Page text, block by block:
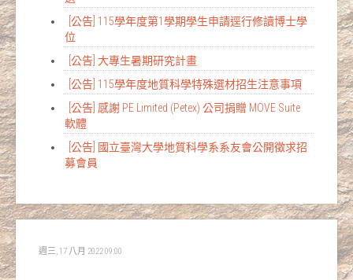
[公告] 115學年度第1學期學生申請逕行修讀博士學
位
[公告] 大專生暑期研究計畫
[公告] 115學年度地質科學特殊選材招生注意事項
[公告] 感謝 PE Limited (Petex) 公司捐贈 MOVE Suite
軟體
[公告] 國立臺灣大學地質科學系系友會公開徵求招
募會員
週三, 17 八月 2022 09:00